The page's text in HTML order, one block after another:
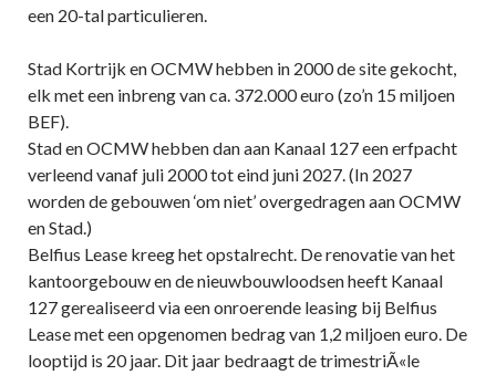
een 20-tal particulieren.
Stad Kortrijk en OCMW hebben in 2000 de site gekocht,
elk met een inbreng van ca. 372.000 euro (zo’n 15 miljoen
BEF).
Stad en OCMW hebben dan aan Kanaal 127 een erfpacht
verleend vanaf juli 2000 tot eind juni 2027. (In 2027
worden de gebouwen ‘om niet’ overgedragen aan OCMW
en Stad.)
Belfius Lease kreeg het opstalrecht. De renovatie van het
kantoorgebouw en de nieuwbouwloodsen heeft Kanaal
127 gerealiseerd via een onroerende leasing bij Belfius
Lease met een opgenomen bedrag van 1,2 miljoen euro. De
looptijd is 20 jaar. Dit jaar bedraagt de trimestriÃ«le